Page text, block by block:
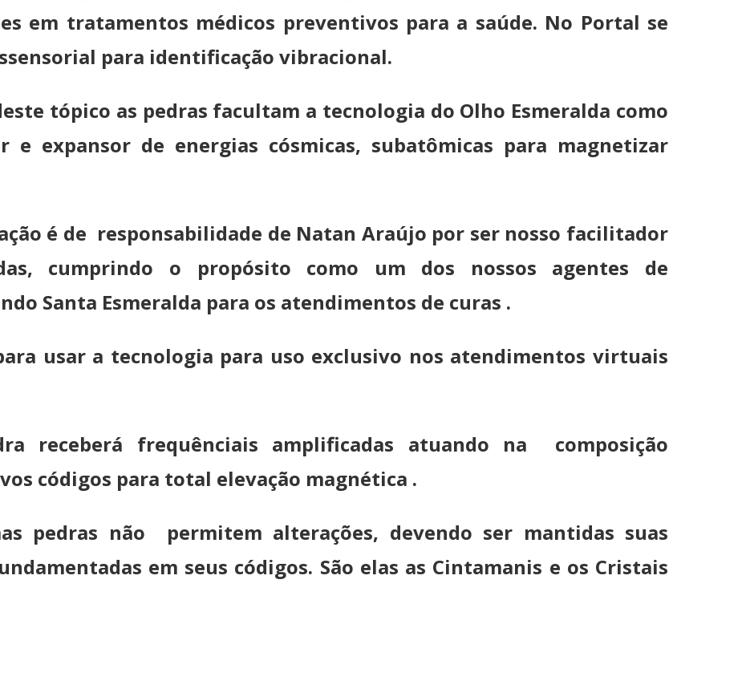
em tratamentos médicos preventivos para a saúde. No Portal se
para identificação vibracional.
tópico as pedras facultam a tecnologia do Olho Esmeralda como
e expansor de energias cósmicas, subatômicas para magnetizar
é de responsabilidade de Natan Araújo por ser nosso facilitador
cumprindo o propósito como um dos nossos agentes de
Santa Esmeralda para os atendimentos de curas .
usar a tecnologia para uso exclusivo nos atendimentos virtuais
receberá frequênciais amplificadas atuando na composição
códigos para total elevação magnética .
pedras não permitem alterações, devendo ser mantidas suas
em seus códigos. São elas as Cintamanis e os Cristais